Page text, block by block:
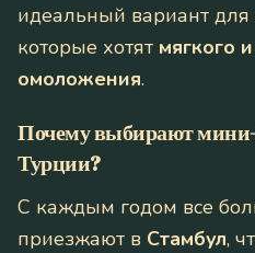
идеальный вариант
которые хотят мягкого
омоложения.
Почему выбирают
Турции?
С каждым годом все
приезжают в Стамбул,